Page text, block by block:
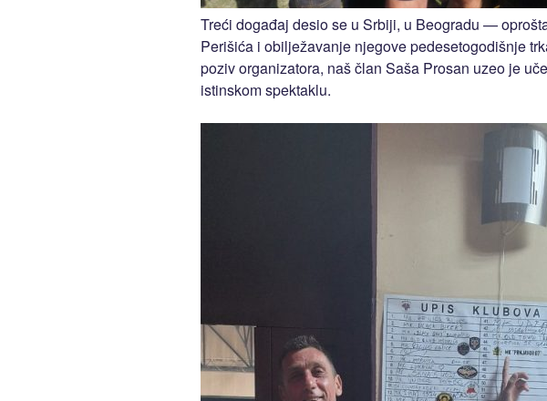
Treći događaj desio se u Srbiji, u Beogradu —
Perišića i obilježavanje njegove pedesetogodišnje
poziv organizatora, naš član Saša Prosan uzeo je
istinskom spektaklu.